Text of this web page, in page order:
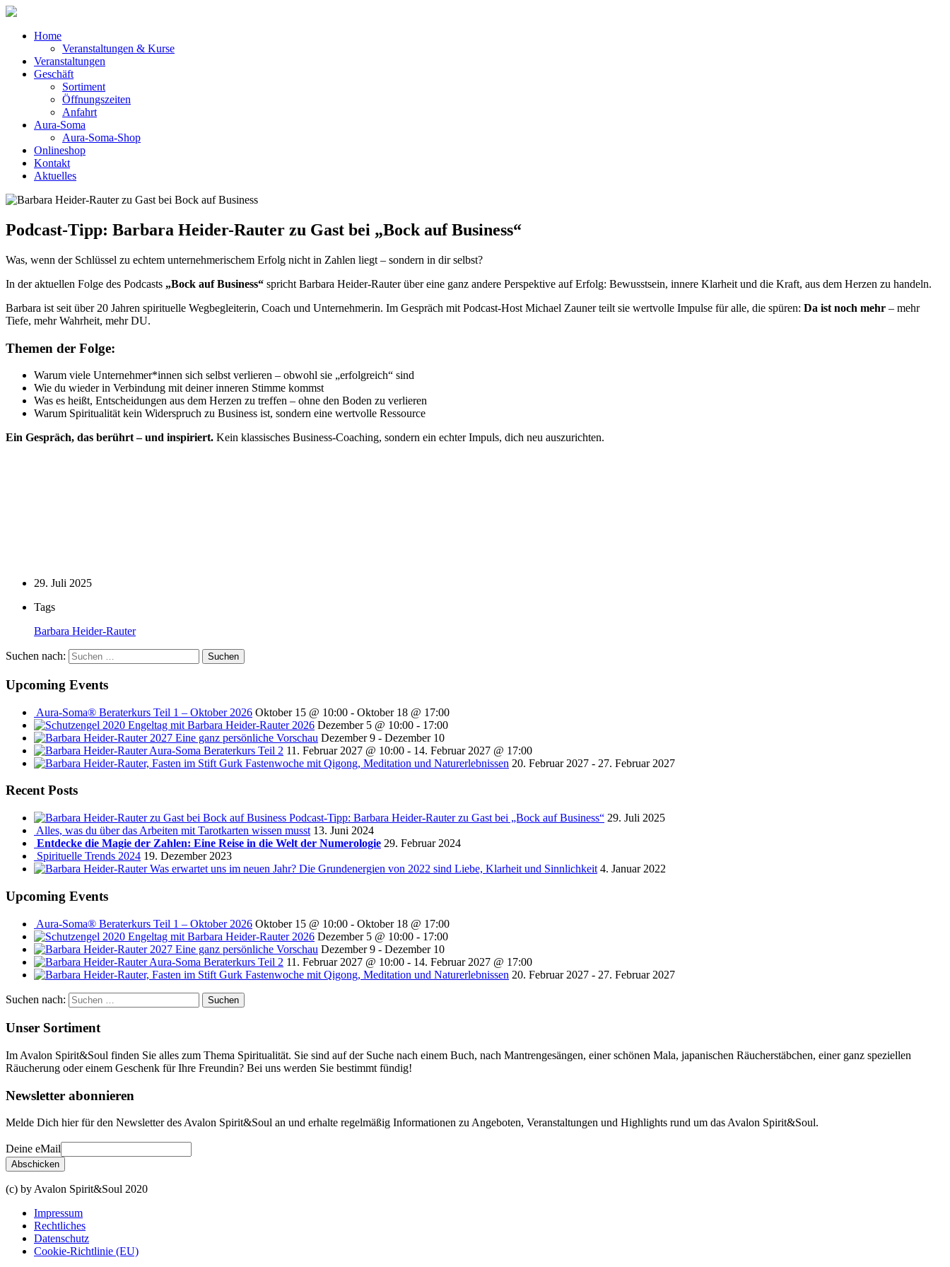
Home
Veranstaltungen & Kurse
Veranstaltungen
Geschäft
Sortiment
Öffnungszeiten
Anfahrt
Aura-Soma
Aura-Soma-Shop
Onlineshop
Kontakt
Aktuelles
Podcast-Tipp: Barbara Heider-Rauter zu Gast bei „Bock auf Business“
Was, wenn der Schlüssel zu echtem unternehmerischem Erfolg nicht in Zahlen liegt – sondern in dir selbst?
In der aktuellen Folge des Podcasts „Bock auf Business“ spricht Barbara Heider-Rauter über eine ganz andere Perspektive auf Erfolg: Bewusstsein, innere Klarheit und die Kraft, aus dem Herzen zu handeln.
Barbara ist seit über 20 Jahren spirituelle Wegbegleiterin, Coach und Unternehmerin. Im Gespräch mit Podcast-Host Michael Zauner teilt sie wertvolle Impulse für alle, die spüren: Da ist noch mehr – mehr
Tiefe, mehr Wahrheit, mehr DU.
Themen der Folge:
Warum viele Unternehmer*innen sich selbst verlieren – obwohl sie „erfolgreich“ sind
Wie du wieder in Verbindung mit deiner inneren Stimme kommst
Was es heißt, Entscheidungen aus dem Herzen zu treffen – ohne den Boden zu verlieren
Warum Spiritualität kein Widerspruch zu Business ist, sondern eine wertvolle Ressource
Ein Gespräch, das berührt – und inspiriert. Kein klassisches Business-Coaching, sondern ein echter Impuls, dich neu auszurichten.
29. Juli 2025
Tags
Barbara Heider-Rauter
Suchen nach:
Upcoming Events
Aura-Soma® Beraterkurs Teil 1 – Oktober 2026 Oktober 15 @ 10:00 - Oktober 18 @ 17:00
Engeltag mit Barbara Heider-Rauter 2026 Dezember 5 @ 10:00 - 17:00
2027 Eine ganz persönliche Vorschau Dezember 9 - Dezember 10
Aura-Soma Beraterkurs Teil 2 11. Februar 2027 @ 10:00 - 14. Februar 2027 @ 17:00
Fastenwoche mit Qigong, Meditation und Naturerlebnissen 20. Februar 2027 - 27. Februar 2027
Recent Posts
Podcast-Tipp: Barbara Heider-Rauter zu Gast bei „Bock auf Business“ 29. Juli 2025
Alles, was du über das Arbeiten mit Tarotkarten wissen musst 13. Juni 2024
Entdecke die Magie der Zahlen: Eine Reise in die Welt der Numerologie 29. Februar 2024
Spirituelle Trends 2024 19. Dezember 2023
Was erwartet uns im neuen Jahr? Die Grundenergien von 2022 sind Liebe, Klarheit und Sinnlichkeit 4. Januar 2022
Upcoming Events
Aura-Soma® Beraterkurs Teil 1 – Oktober 2026 Oktober 15 @ 10:00 - Oktober 18 @ 17:00
Engeltag mit Barbara Heider-Rauter 2026 Dezember 5 @ 10:00 - 17:00
2027 Eine ganz persönliche Vorschau Dezember 9 - Dezember 10
Aura-Soma Beraterkurs Teil 2 11. Februar 2027 @ 10:00 - 14. Februar 2027 @ 17:00
Fastenwoche mit Qigong, Meditation und Naturerlebnissen 20. Februar 2027 - 27. Februar 2027
Suchen nach:
Unser Sortiment
Im Avalon Spirit&Soul finden Sie alles zum Thema Spiritualität. Sie sind auf der Suche nach einem Buch, nach Mantrengesängen, einer schönen Mala, japanischen Räucherstäbchen, einer ganz speziellen
Räucherung oder einem Geschenk für Ihre Freundin? Bei uns werden Sie bestimmt fündig!
Newsletter abonnieren
Melde Dich hier für den Newsletter des Avalon Spirit&Soul an und erhalte regelmäßig Informationen zu Angeboten, Veranstaltungen und Highlights rund um das Avalon Spirit&Soul.
Deine eMail
(c) by Avalon Spirit&Soul 2020
Impressum
Rechtliches
Datenschutz
Cookie-Richtlinie (EU)